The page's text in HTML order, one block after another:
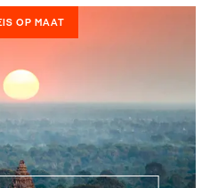
OP MAAT